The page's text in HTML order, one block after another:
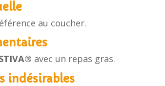
au coucher.
avec un repas gras.
indésirables